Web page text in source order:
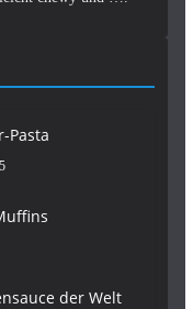
Pasta
der Welt